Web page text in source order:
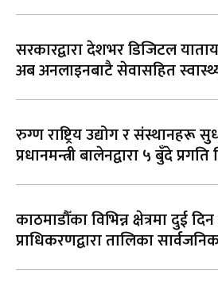
सरकारद्वारा देशभर डिजिटल
अब अनलाइनबाटै सेवासहित
रुग्ण राष्ट्रिय उद्योग र संस्थानहरू
प्रधानमन्त्री बालेनद्वारा ५ बुँदे
काठमाडौँका विभिन्न क्षेत्रमा दुई
प्राधिकरणद्वारा तालिका